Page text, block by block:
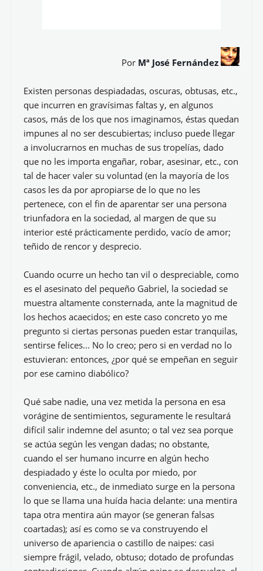
Por Mª José Fernández
Existen personas despiadadas, oscuras, obtusas, etc.,
que incurren en gravísimas faltas y, en algunos
casos, más de los que nos imaginamos, éstas quedan
impunes al no ser descubiertas; incluso puede llegar
a involucrarnos en muchas de sus tropelías, dado
que no les importa engañar, robar, asesinar, etc., con
tal de hacer valer su voluntad (en la mayoría de los
casos les da por apropiarse de lo que no les
pertenece, con el fin de aparentar ser una persona
triunfadora en la sociedad, al margen de que su
interior esté prácticamente perdido, vacío de amor;
teñido de rencor y desprecio.
Cuando ocurre un hecho tan vil o despreciable, como
es el asesinato del pequeño Gabriel, la sociedad se
muestra altamente consternada, ante la magnitud de
los hechos acaecidos; en este caso concreto yo me
pregunto si ciertas personas pueden estar tranquilas,
sentirse felices... No lo creo; pero si en verdad no lo
estuvieran: entonces, ¿por qué se empeñan en seguir
por ese camino diabólico?
Qué sabe nadie, una vez metida la persona en esa
vorágine de sentimientos, seguramente le resultará
difícil salir indemne del asunto; o tal vez sea porque
se actúa según les vengan dadas; no obstante,
cuando el ser humano incurre en algún hecho
despiadado y éste lo oculta por miedo, por
conveniencia, etc., de inmediato surge en la persona
lo que se llama una huída hacia delante: una mentira
tapa otra mentira aún mayor (se generan falsas
coartadas); así es como se va construyendo el
universo de apariencia o castillo de naipes: casi
siempre frágil, velado, obtuso; dotado de profundas